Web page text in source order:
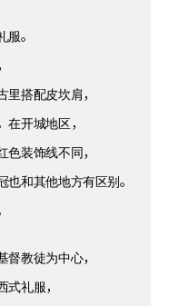
。
搭配皮坎肩，
开城地区，
装饰线不同，
和其他地方有区别。
教徒为中心，
礼服，